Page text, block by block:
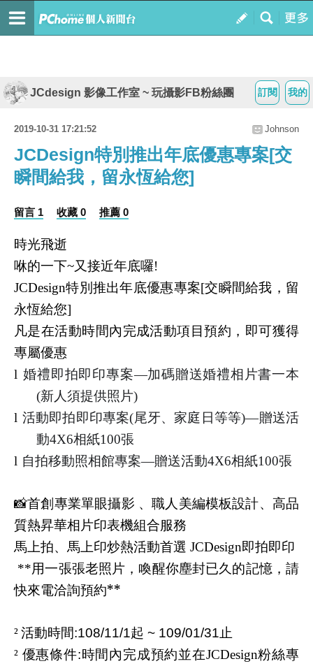
我的
訂閱
JCdesign 影像工作室 ~ 玩攝影FB粉絲團
2019-10-31 17:21:52 Johnson
JCDesign特別推出年底優惠專案[交
瞬間給我，留永恆給您]
留言 1 收藏 0 推薦 0
時光飛逝
咻的一下~又接近年底囉!
JCDesign特別推出年底優惠專案[交瞬間給我，留
永恆給您]
凡是在活動時間內完成活動項目預約，即可獲得
專屬優惠
l 婚禮即拍即印專案—加碼贈送婚禮相片書一本
(新人須提供照片)
l 活動即拍即印專案(尾牙、家庭日等等)—贈送活
動4X6相紙100張
l 自拍移動照相館專案—贈送活動4X6相紙100張
📸首創專業單眼攝影 、職人美編模板設計、高品
質熱昇華相片印表機組合服務
馬上拍、馬上印炒熱活動首選 JCDesign即拍即印
**用一張張老照片，喚醒你塵封已久的記憶，請
快來電洽詢預約**
²活動時間:108/11/1起 ~ 109/01/31止
² 優惠條件:時間內完成預約並在JCDesign粉絲專